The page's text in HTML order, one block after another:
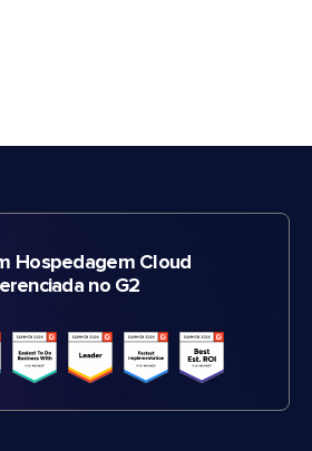
Hospedagem Cloud
no G2